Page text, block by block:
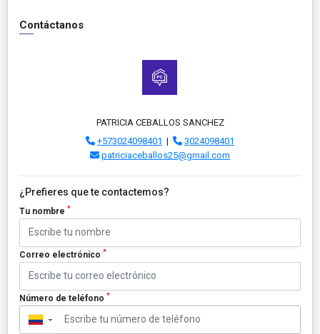
Contáctanos
PATRICIA CEBALLOS SANCHEZ
+573024098401 |
3024098401
patriciaceballos25@gmail.com
¿Prefieres que te contactemos?
Tu nombre *
Correo electrónico *
Número de teléfono *
▼